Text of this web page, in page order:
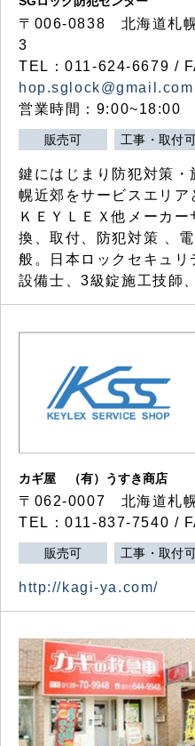
〒006-0838 北海道札
3
TEL：011-624-6679 /
hop.sglock@gmail.com
営業時間：9:00~18:00
販売可 工事・取付
鍵にはじまり防犯対策
幌近郊をサービスエリア
ＫＥＹＬＥＸ他メーカ
換、取付、防犯対策 、
般。日本ロックセキュ
設備士、3級錠施工技師
カギ屋 （有）うすき商店
〒062-0007 北海道札
TEL：011-837-7540 /
販売可 工事・取付
http://kagi-ya.com/